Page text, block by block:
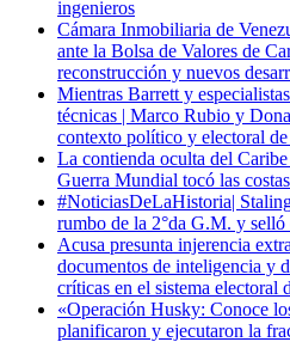
ingenieros
Cámara Inmobiliaria de
ante la Bolsa de Valores de
reconstrucción y nuevos
Mientras Barrett y
técnicas | Marco Rubio y
contexto político y electoral de
La contienda oculta del
Guerra Mundial tocó las
#NoticiasDeLaHistoria|
rumbo de la 2°da G.M. y
Acusa presunta injerencia
documentos de inteligencia y
críticas en el sistema electoral
«Operación Husky: Conoce
planificaron y ejecutaron la